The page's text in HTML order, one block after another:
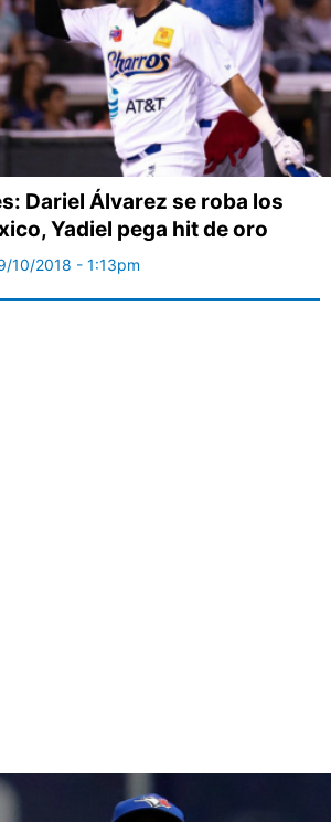
Dariel Álvarez se roba los
Yadiel pega hit de oro
10/2018 - 1:13pm